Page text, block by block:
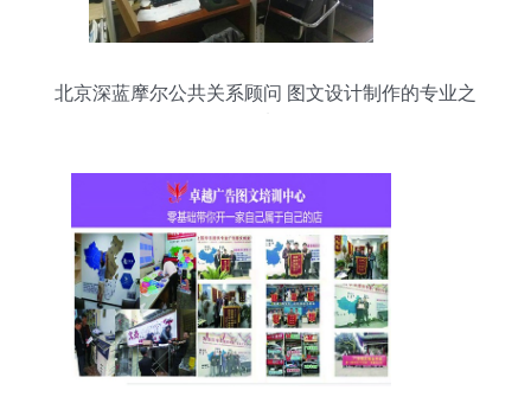
北京深蓝摩尔公共关系顾问 图文设计制作的专业之